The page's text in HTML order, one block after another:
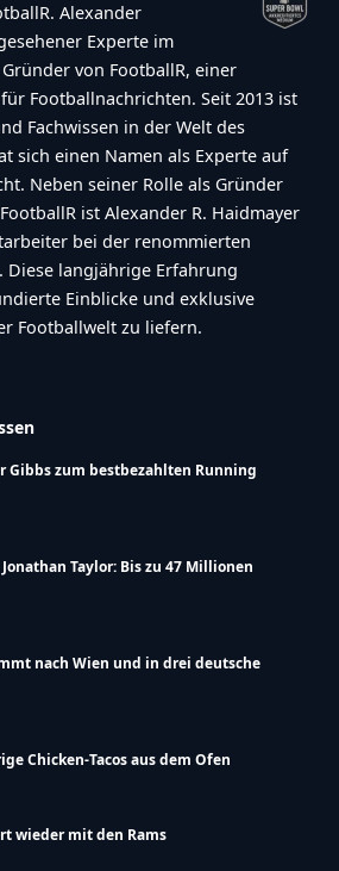
Alexander
Experte im
von FootballR, einer
Footballnachrichten. Seit 2013 ist
Fachwissen in der Welt des
sich einen Namen als Experte auf
Neben seiner Rolle als Gründer
ist Alexander R. Haidmayer
bei der renommierten
Diese langjährige Erfahrung
Einblicke und exklusive
Footballwelt zu liefern.
Gibbs zum bestbezahlten Running
Taylor: Bis zu 47 Millionen
nach Wien und in drei deutsche
Chicken-Tacos aus dem Ofen
wieder mit den Rams